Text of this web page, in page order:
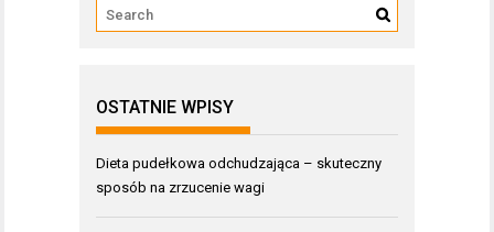
OSTATNIE WPISY
Dieta pudełkowa odchudzająca – skuteczny
sposób na zrzucenie wagi